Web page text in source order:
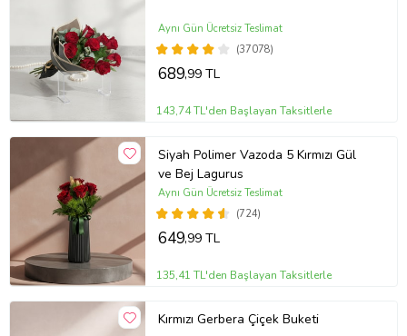
(37078)
Aynı Gün Ücretsiz Teslimat
689,99 TL
143,74 TL'den Başlayan Taksitlerle
Siyah Polimer Vazoda 5 Kırmızı Gül
ve Bej Lagurus
(724)
Aynı Gün Ücretsiz Teslimat
649,99 TL
135,41 TL'den Başlayan Taksitlerle
Kırmızı Gerbera Çiçek Buketi